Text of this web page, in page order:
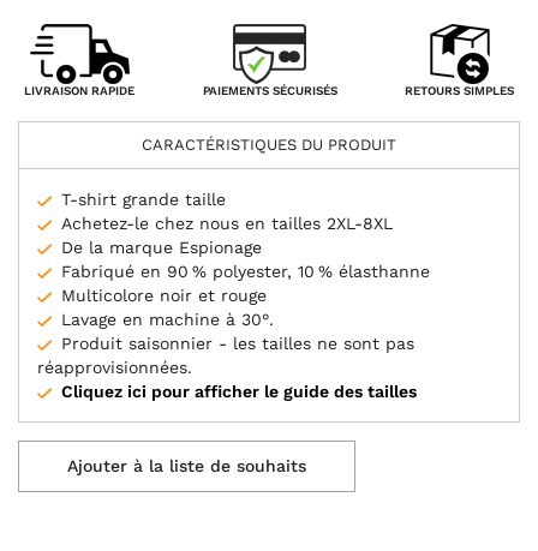
LIVRAISON RAPIDE PAIEMENTS SÉCURISÉS RETOURS SIMPLES
CARACTÉRISTIQUES DU PRODUIT
T-shirt grande taille
Achetez-le chez nous en tailles 2XL-8XL
De la marque Espionage
Fabriqué en 90 % polyester, 10 % élasthanne
Multicolore noir et rouge
Lavage en machine à 30°.
Produit saisonnier - les tailles ne sont pas
réapprovisionnées.
Cliquez ici pour afficher le guide des tailles
Ajouter à la liste de souhaits